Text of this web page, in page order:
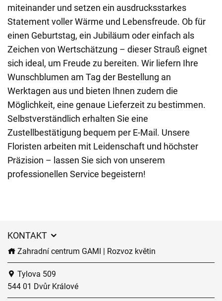
miteinander und setzen ein ausdrucksstarkes
Statement voller Wärme und Lebensfreude. Ob für
einen Geburtstag, ein Jubiläum oder einfach als
Zeichen von Wertschätzung – dieser Strauß eignet
sich ideal, um Freude zu bereiten. Wir liefern Ihre
Wunschblumen am Tag der Bestellung an
Werktagen aus und bieten Ihnen zudem die
Möglichkeit, eine genaue Lieferzeit zu bestimmen.
Selbstverständlich erhalten Sie eine
Zustellbestätigung bequem per E-Mail. Unsere
Floristen arbeiten mit Leidenschaft und höchster
Präzision – lassen Sie sich von unserem
professionellen Service begeistern!
KONTAKT
Zahradní centrum GAMI | Rozvoz květin
Tylova 509
544 01 Dvůr Králové